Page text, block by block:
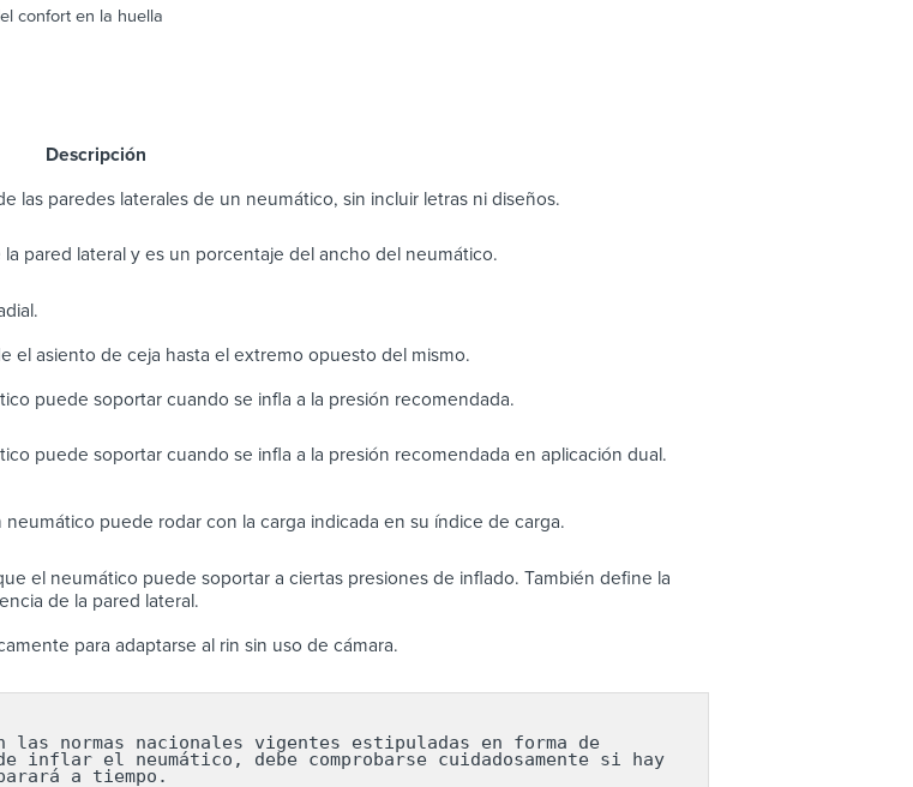
confort en la huella
las paredes laterales de un neumático, sin incluir letras ni diseños.
pared lateral y es un porcentaje del ancho del neumático.
el asiento de ceja hasta el extremo opuesto del mismo.
puede soportar cuando se infla a la presión recomendada.
puede soportar cuando se infla a la presión recomendada en aplicación dual.
neumático puede rodar con la carga indicada en su índice de carga.
el neumático puede soportar a ciertas presiones de inflado. También define la
de la pared lateral.
para adaptarse al rin sin uso de cámara.
las normas nacionales vigentes estipuladas en forma de
inflar el neumático, debe comprobarse cuidadosamente si hay
a tiempo.